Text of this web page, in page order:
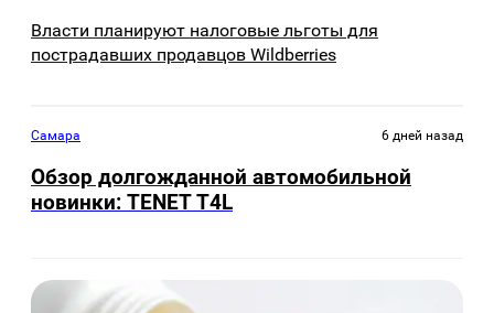
Власти планируют налоговые льготы для
пострадавших продавцов Wildberries
Самара 6 дней назад
Обзор долгожданной автомобильной
новинки: TENET Т4L